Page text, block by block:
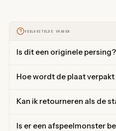
VEELGESTELDE VRAGEN
Is dit een originele persing?
Hoe wordt de plaat
Kan ik retourneren als de
Is er een afspeelmonster